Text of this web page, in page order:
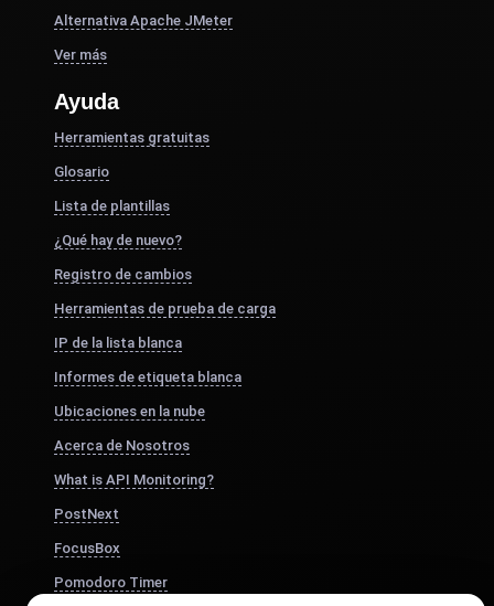
Alternativa Apache JMeter
Ver más
Ayuda
Herramientas gratuitas
Glosario
Lista de plantillas
¿Qué hay de nuevo?
Registro de cambios
Herramientas de prueba de carga
IP de la lista blanca
Informes de etiqueta blanca
Ubicaciones en la nube
Acerca de Nosotros
What is API Monitoring?
PostNext
FocusBox
Pomodoro Timer